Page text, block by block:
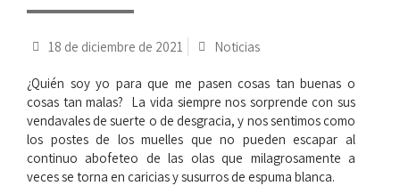
18 de diciembre de 2021 Noticias
¿Quién soy yo para que me pasen cosas tan buenas o
cosas tan malas? La vida siempre nos sorprende con sus
vendavales de suerte o de desgracia, y nos sentimos como
los postes de los muelles que no pueden escapar al
continuo abofeteo de las olas que milagrosamente a
veces se torna en caricias y susurros de espuma blanca.